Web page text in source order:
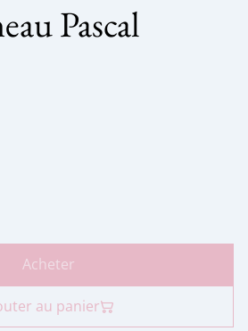
Pascal
Acheter
au panier